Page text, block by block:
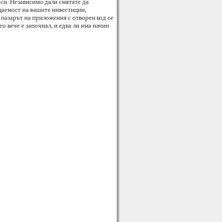
Независимо дали смятате да
на вашите инвестиции,
на приложения с отворен код се
вече е започнал, и едва ли има начин